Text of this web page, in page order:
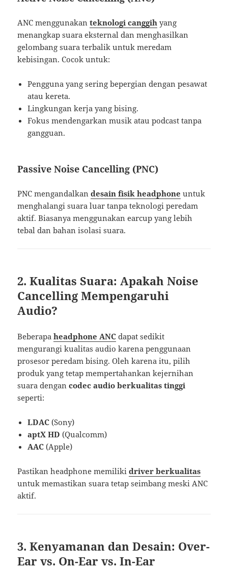
ANC menggunakanteknologi canggih yang
menangkap suara eksternal dan menghasilkan
gelombang suara terbalik untuk meredam
kebisingan. Cocok untuk:
Pengguna yang sering bepergian dengan pesawat
atau kereta.
Lingkungan kerja yang bising.
Fokus mendengarkan musik atau podcast tanpa
gangguan.
Passive Noise Cancelling (PNC)
PNC mengandalkandesain fisik headphone untuk
menghalangi suara luar tanpa teknologi peredam
aktif. Biasanya menggunakan earcup yang lebih
tebal dan bahan isolasi suara.
2. Kualitas Suara: Apakah Noise
Cancelling Mempengaruhi
Audio?
Beberapaheadphone ANC dapat sedikit
mengurangi kualitas audio karena penggunaan
prosesor peredam bising. Oleh karena itu, pilih
produk yang tetap mempertahankan kejernihan
suara dengancodec audio berkualitas tinggi
seperti:
LDAC (Sony)
aptX HD (Qualcomm)
AAC (Apple)
Pastikan headphone memilikidriver berkualitas
untuk memastikan suara tetap seimbang meski ANC
aktif.
3. Kenyamanan dan Desain: Over-
Ear vs. On-Ear vs. In-Ear